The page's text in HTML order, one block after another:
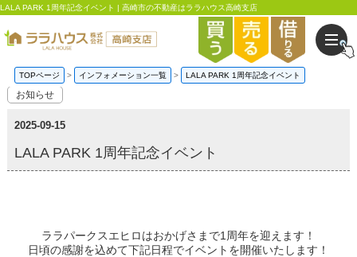
LALA PARK 1周年記念イベント | 高崎市の不動産はララハウス高崎支店
TOPページ インフォメーション一覧 LALA PARK 1周年記念イベント
お知らせ
2025-09-15
LALA PARK 1周年記念イベント
ララパークスエヒロはおかげさまで1周年を迎えます！
日頃の感謝を込めて下記日程でイベントを開催いたします！